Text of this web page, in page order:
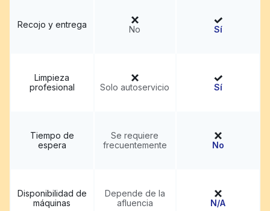
Recojo y entrega No Sí
Limpieza
profesional
Solo autoservicio Sí
Tiempo de
espera
Se requiere
frecuentemente
No
Disponibilidad de
máquinas
Depende de la
afluencia
N/A